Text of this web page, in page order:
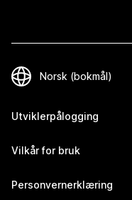
Utviklerpålogging
Vilkår for bruk
Personvernerklæring